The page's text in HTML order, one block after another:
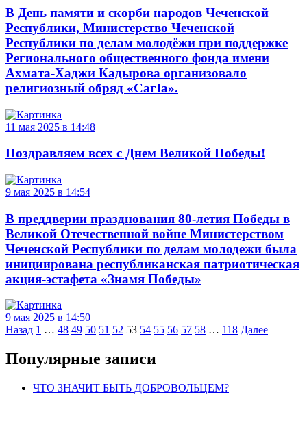
В День памяти и скорби народов Чеченской
Республики, Министерство Чеченской
Республики по делам молодёжи при поддержке
Регионального общественного фонда имени
Ахмата-Хаджи Кадырова организовало
религиозный обряд «СагIа».
11 мая 2025 в 14:48
Поздравляем всех с Днем Великой Победы!
9 мая 2025 в 14:54
В преддверии празднования 80-летия Победы в
Великой Отечественной войне Министерством
Чеченской Республики по делам молодежи была
инициирована республиканская патриотическая
акция-эстафета «Знамя Победы»
9 мая 2025 в 14:50
Навигация
по
записям
Назад 1 … 48 49 50 51 52 53 54 55 56 57 58 … 118 Далее
Популярные записи
ЧТО ЗНАЧИТ БЫТЬ ДОБРОВОЛЬЦЕМ?